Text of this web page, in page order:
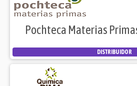
Pochteca Materias
DISTRIBUIDOR